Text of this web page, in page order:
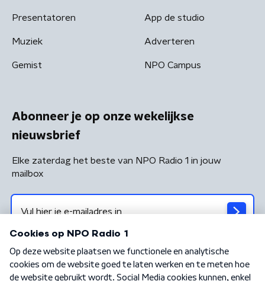
Presentatoren
Muziek
Gemist
App de studio
Adverteren
NPO Campus
Abonneer je op onze wekelijkse
nieuwsbrief
Elke zaterdag het beste van NPO Radio 1 in jouw
mailbox